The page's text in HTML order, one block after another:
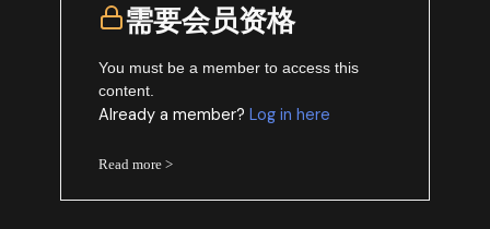
需要会员资格
You must be a member to access this
content.
Already a member?Log in here
Read more >